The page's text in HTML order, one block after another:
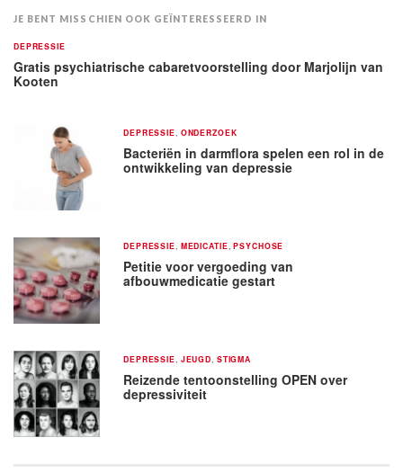
JE BENT MISSCHIEN OOK GEÏNTERESSEERD IN
DEPRESSIE
Gratis psychiatrische cabaretvoorstelling door Marjolijn van
Kooten
DEPRESSIE ONDERZOEK
Bacteriën in darmflora spelen een rol in de
ontwikkeling van depressie
DEPRESSIE MEDICATIE ,PSYCHOSE
Petitie voor vergoeding van
afbouwmedicatie gestart
DEPRESSIE JEUGD STIGMA
Reizende tentoonstelling OPEN over
depressiviteit